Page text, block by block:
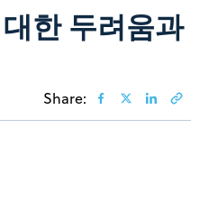
한 두려움과
Share: